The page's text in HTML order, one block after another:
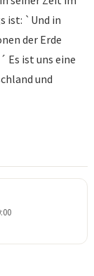
ist: `Und in
der Erde
Es ist uns eine
und